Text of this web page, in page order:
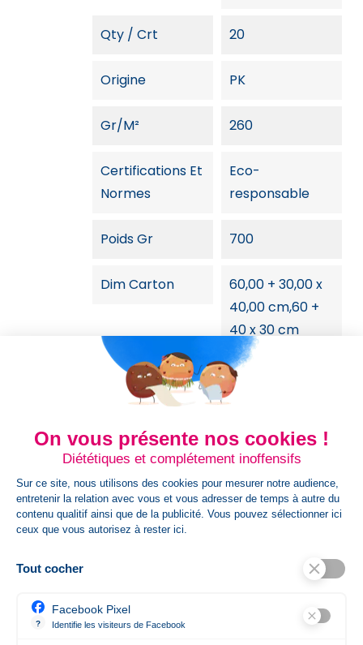
Qty / Crt 20
Origine PK
Gr/m² 260
Certifications Et
Normes
Eco-
responsable
Poids Gr 700
Dim Carton
60,00 + 30,00 x
40,00 cm,60 +
40 x 30 cm
Poids Colis 15,000
responsable
HsCode 62034231
Poids Article Gr
Référence Spécifique
On vous présente nos cookies !
Diététiques et complétement inoffensifs
Sur ce site, nous utilisons des cookies pour mesurer notre audience,
entretenir la relation avec vous et vous adresser de temps à autre du
contenu qualitif ainsi que de la publicité. Vous pouvez sélectionner ici
ceux que vous autorisez à rester ici.
Tout cocher
?
Facebook Pixel
Identifie les visiteurs de Facebook